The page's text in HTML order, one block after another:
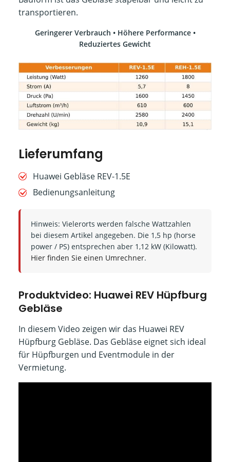
transportieren.
Geringerer Verbrauch • Höhere Performance •
Reduziertes Gewicht
Lieferumfang
Huawei Gebläse REV-1.5E
Bedienungsanleitung
Hinweis: Vielerorts werden falsche Wattzahlen
bei diesem Artikel angegeben. Die 1,5 hp (horse
power / PS) entsprechen aber 1,12 kW (Kilowatt).
Hier finden Sie einen Umrechner.
Produktvideo: Huawei REV Hüpfburg
Gebläse
In diesem Video zeigen wir das Huawei REV
Hüpfburg Gebläse. Das Gebläse eignet sich ideal
für Hüpfburgen und Eventmodule in der
Vermietung.